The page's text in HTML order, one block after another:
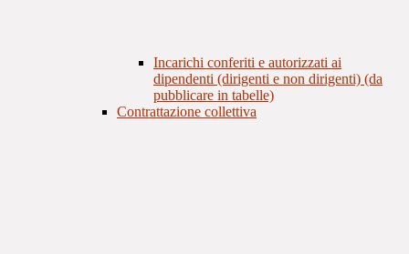
Incarichi conferiti e autorizzati ai
dipendenti (dirigenti e non dirigenti) (da
pubblicare in tabelle)
Contrattazione collettiva